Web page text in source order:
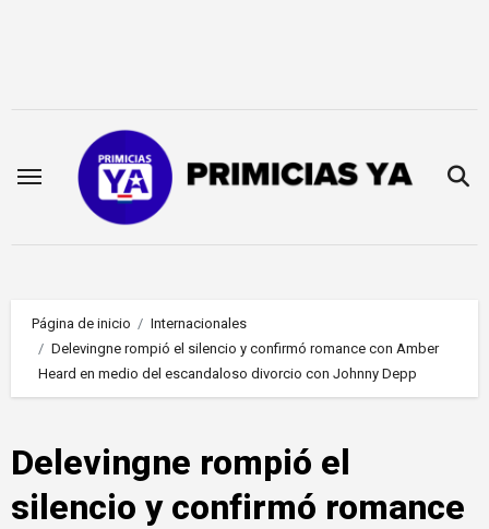
Página de inicio
Internacionales
Delevingne rompió el silencio y confirmó romance con Amber
Heard en medio del escandaloso divorcio con Johnny Depp
Delevingne rompió el
silencio y confirmó romance